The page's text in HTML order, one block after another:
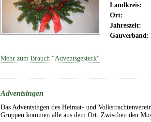
Landkreis:
Ort:
Jahreszeit:
Gauverband:
Mehr zum Brauch "Adventsgesteck"
Adventsingen
Das Adventsingen des Heimat- und
Gruppen kommen alle aus dem Ort. Zwischen den